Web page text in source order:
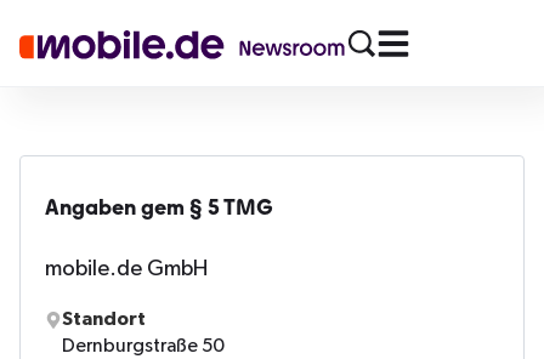
Angaben gem § 5 TMG
mobile.de GmbH
Standort
Dernburgstraße 50